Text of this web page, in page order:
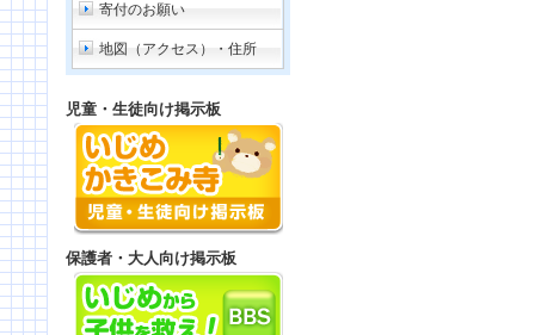
寄付のお願い
地図（アクセス）・住所
児童・生徒向け掲示板
保護者・大人向け掲示板